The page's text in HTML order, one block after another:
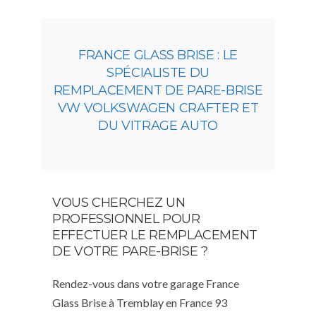
FRANCE GLASS BRISE : LE
SPÉCIALISTE DU
REMPLACEMENT DE PARE-BRISE
VW VOLKSWAGEN CRAFTER ET
DU VITRAGE AUTO
VOUS CHERCHEZ UN
PROFESSIONNEL POUR
EFFECTUER LE REMPLACEMENT
DE VOTRE PARE-BRISE ?
Rendez-vous dans votre garage France
Glass Brise à Tremblay en France 93